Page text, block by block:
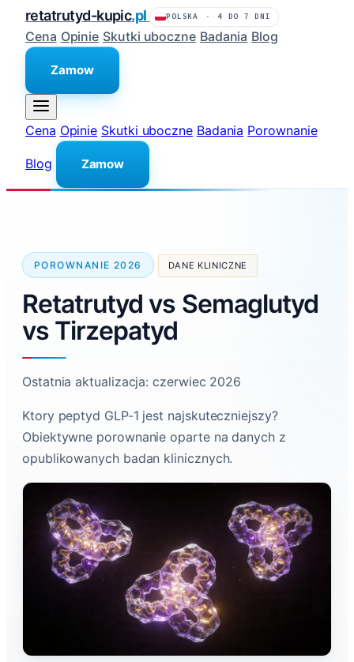
retatrutyd-kupic.pl POLSKA · 4 DO 7 DNI
Cena Opinie Skutki uboczne Badania Blog
Zamow
Cena Opinie Skutki uboczne Badania Porownanie
Blog Zamow
POROWNANIE 2026 DANE KLINICZNE
Retatrutyd vs Semaglutyd
vs Tirzepatyd
Ostatnia aktualizacja: czerwiec 2026
Ktory peptyd GLP-1 jest najskuteczniejszy?
Obiektywne porownanie oparte na danych z
opublikowanych badan klinicznych.